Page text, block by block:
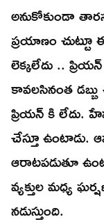
అనుకోకుండా
ప్రయాణం చుట్టూ
లెక్కలేదు .. ప్రియన్
కావలసినంత
ప్రియన్ కి లేదు.
చేస్తూ ఉంటాడు.
ఆరాటపడుతూ
వ్యక్తుల మధ్య
నడుస్తుంది.